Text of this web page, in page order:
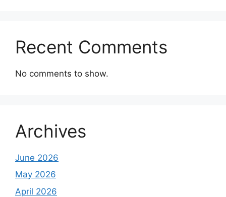
Recent Comments
No comments to show.
Archives
June 2026
May 2026
April 2026